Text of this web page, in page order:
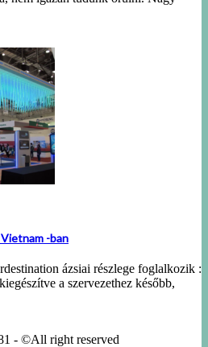
-ban
ázsiai részlege foglalkozik :
a szervezethez később,
- ©All right reserved